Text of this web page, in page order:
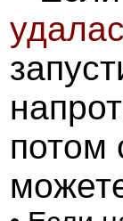
потом